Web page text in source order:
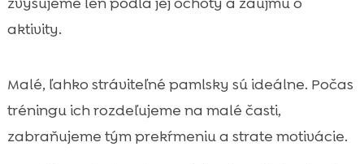
aktivity.
Malé, ľahko stráviteľné pamlsky sú ideálne. Počas
tréningu ich rozdeľujeme na malé časti,
zabraňujeme tým prekŕmeniu a strate motivácie.